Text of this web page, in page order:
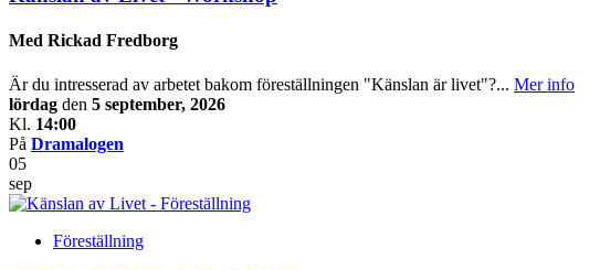
Med Rickad Fredborg
Är du intresserad av arbetet bakom föreställningen "Känslan är livet"?... Mer info
lördag den 5 september, 2026
Kl. 14:00
På Dramalogen
05
sep
Föreställning